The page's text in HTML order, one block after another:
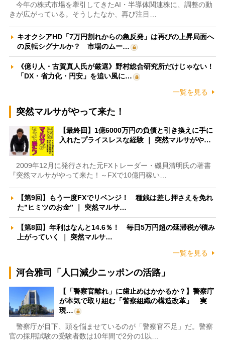
今年の株式市場を牽引してきたAI・半導体関連株に、調整の動
きが広がっている。そうしたなか、再び注目…
キオクシアHD「7万円割れからの急反発」は再びの上昇局面へ
の反転シグナルか？ 市場のムー…
《億り人・古賀真人氏が厳選》野村総合研究所だけじゃない！
「DX・省力化・円安」を追い風に…
一覧を見る
突然マルサがやって来た！
【最終回】1億6000万円の負債と引き換えに手に
入れたプライスレスな経験 ｜ 突然マルサがや…
2009年12月に発行された元FXトレーダー・磯貝清明氏の著書
『突然マルサがやって来た！～FXで10億円稼い…
【第9回】もう一度FXでリベンジ！ 種銭は差し押さえを免れ
た”ヒミツのお金” ｜ 突然マルサ…
【第8回】年利はなんと14.6％！ 毎日5万円超の延滞税が積み
上がっていく ｜ 突然マルサ…
一覧を見る
河合雅司「人口減少ニッポンの活路」
【「警察官離れ」に歯止めはかかるか？】警察庁
が本気で取り組む「警察組織の構造改革」 実
現…
警察庁が目下、頭を悩ませているのが「警察官不足」だ。警察
官の採用試験の受験者数は10年間で2分の1以…